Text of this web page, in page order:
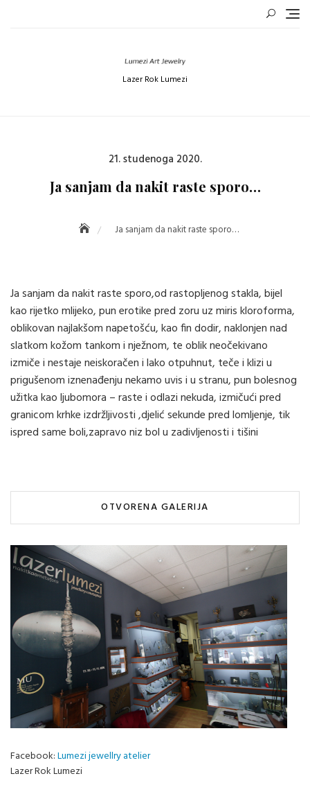
Lazer Rok Lumezi
Posted
21. studenoga 2020.
Ja sanjam da nakit raste sporo…
Ja sanjam da nakit raste sporo…
Ja sanjam da nakit raste sporo,od rastopljenog stakla, bijel
kao rijetko mlijeko, pun erotike pred zoru uz miris kloroforma,
oblikovan najlakšom napetošću, kao fin dodir, naklonjen nad
slatkom kožom tankom i nježnom, te oblik neočekivano
izmiče i nestaje neiskoračen i lako otpuhnut, teče i klizi u
prigušenom iznenađenju nekamo uvis i u stranu, pun bolesnog
užitka kao ljubomora – raste i odlazi nekuda, izmičući pred
granicom krhke izdržljivosti ,djelić sekunde pred lomljenje, tik
ispred same boli,zapravo niz bol u zadivljenosti i tišini
OTVORENA GALERIJA
Facebook:Lumezi jewellry atelier
Lazer Rok Lumezi